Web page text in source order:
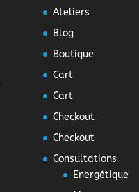
Ateliers
Blog
Boutique
Cart
Cart
Checkout
Checkout
Consultations
Energétique